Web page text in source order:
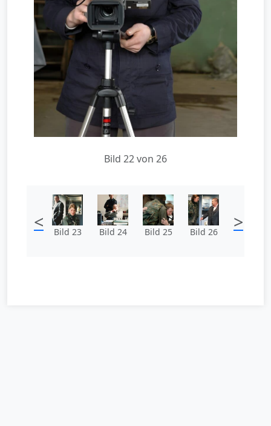
Bild 22 von 26
< Bild 23 Bild 24 Bild 25 Bild 26 >